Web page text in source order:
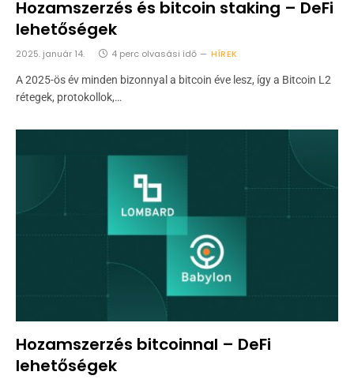
Hozamszerzés és bitcoin staking – DeFi
lehetőségek
2025. január 14. 4 perc olvasási idő HÍREK
A 2025-ös év minden bizonnyal a bitcoin éve lesz, így a Bitcoin L2
rétegek, protokollok,…
Hozamszerzés bitcoinnal – DeFi
lehetőségek